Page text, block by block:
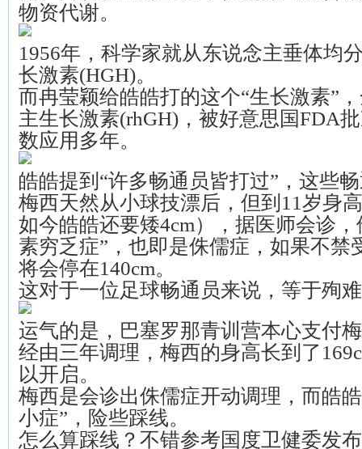
物资代谢。
1956年，科学家就从东说念主垂体均
长激素(HGH)。
而冉莹颖给皓皓打的这个“生长激素”
主生长激素(rhGH)，被好意思国FDA
数应用多年。
皓皓提到“许多畅通员皆打过”，这些
梅西天然从小球技漂后，但到11岁身
如今皓皓还要矮4cm），据医师会诊
素穷乏症”，也即是侏儒症，如果不禁
将会停在140cm。
这对于一位足球畅通员来说，等于殉
运气的是，巴塞罗那青训营本心支付
经由三年调理，梅西的身高长到了
以开启。
梅西是会诊出侏儒症开动调理，而皓
小症”，险些踩线。
怎么算踩线？不错参考国度卫健委发